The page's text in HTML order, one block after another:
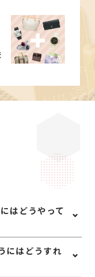
はどうやって
『ＪＲ直方
方駅』下車。西
番号13に乗車
にはどうすれ